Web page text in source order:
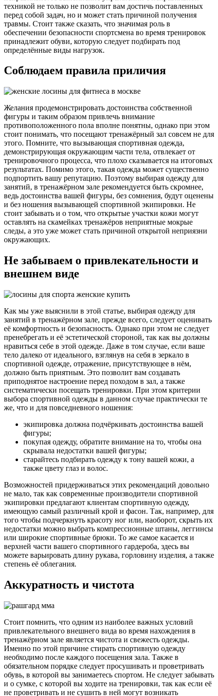
техникой не только не позволит вам достичь поставленных
перед собой задач, но и может стать причиной получения
травмы. Стоит также сказать, что значимая роль в
обеспечении безопасности спортсмена во время тренировок
принадлежит обуви, которую следует подбирать под
определённые виды нагрузок.
Соблюдаем правила приличия
Желания продемонстрировать достоинства собственной
фигуры и таким образом привлечь внимание
противоположенного пола вполне понятны, однако при этом
стоит понимать, что посещают тренажёрный зал совсем не для
этого. Помните, что вызывающая спортивная одежда,
демонстрирующая окружающим части тела, отвлекает от
тренировочного процесса, что плохо сказывается на итоговых
результатах. Помимо этого, такая одежда может существенно
подпортить вашу репутацию. Поэтому выбирая одежду для
занятий, в тренажёрном зале рекомендуется быть скромнее,
ведь достоинства вашей фигуры, без сомнения, будут оценены
и без ношения вызывающей спортивной экипировки. Не
стоит забывать и о том, что открытые участки кожи могут
оставлять на скамейках тренажёров неприятные мокрые
следы, а это уже может стать причиной открытой неприязни
окружающих.
Не забываем о привлекательности и
внешнем виде
Как мы уже выяснили в этой статье, выбирая одежду для
занятий в тренажёрном зале, прежде всего, следует оценивать
её комфортность и безопасность. Однако при этом не следует
пренебрегать и её эстетической стороной, так как вы должны
нравиться себе в этой одежде. Даже в том случае, если ваше
тело далеко от идеального, взглянув на себя в зеркало в
спортивной одежде, отражение, присутствующее в нём,
должно быть приятным. Это позволит вам создавать
приподнятое настроение перед походом в зал, а также
систематически посещать тренировки. При этом критерии
выбора спортивной одежды в данном случае практически те
же, что и для повседневного ношения:
экипировка должна подчёркивать достоинства вашей
фигуры;
покупая одежду, обратите внимание на то, чтобы она
скрывала недостатки вашей фигуры;
старайтесь подбирать одежду к тону вашей кожи, а
также цвету глаз и волос.
Возможностей придерживаться этих рекомендаций довольно
не мало, так как современные производители спортивной
экипировки предлагают клиентам спортивную одежду,
имеющую самый различный крой и фасон. Так, например, для
того чтобы подчеркнуть красоту ног или, наоборот, скрыть их
недостатки можно выбрать компрессионные штаны, леггинсы
или широкие спортивные брюки. То же самое касается и
верхней части вашего спортивного гардероба, здесь вы
можете варьировать длину рукава, горловину изделия, а также
степень её облегания.
Аккуратность и чистота
Стоит помнить, что одним из наиболее важных условий
привлекательного внешнего вида во время нахождения в
тренажёрном зале является чистота и свежесть одежды.
Именно по этой причине стирать спортивную одежду
необходимо после каждого посещения зала. Также в
обязательном порядке следует просушивать и проветривать
обувь, в которой вы занимаетесь спортом. Не следует забывать
и о сумке, с которой вы ходите на тренировки, так как если её
не проветривать и не сушить в ней могут возникать